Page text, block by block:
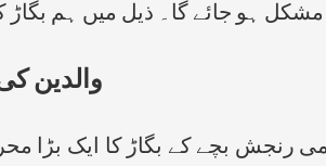
مشکل ہو جائے گا۔ ذیل میں ہم
والدین
رنجش بچے کے بگاڑ کا ایک بڑا